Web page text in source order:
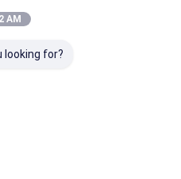
AM
looking for?